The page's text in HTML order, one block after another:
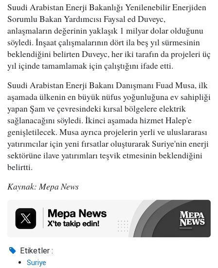
Suudi Arabistan Enerji Bakanlığı Yenilenebilir Enerjiden
Sorumlu Bakan Yardımcısı Faysal ed Duveyc,
anlaşmaların değerinin yaklaşık 1 milyar dolar olduğunu
söyledi. İnşaat çalışmalarının dört ila beş yıl sürmesinin
beklendiğini belirten Duveyc, her iki tarafın da projeleri üç
yıl içinde tamamlamak için çalıştığını ifade etti.
Suudi Arabistan Enerji Bakanı Danışmanı Fuad Musa, ilk
aşamada ülkenin en büyük nüfus yoğunluğuna ev sahipliği
yapan Şam ve çevresindeki kırsal bölgelere elektrik
sağlanacağını söyledi. İkinci aşamada hizmet Halep'e
genişletilecek. Musa ayrıca projelerin yerli ve uluslararası
yatırımcılar için yeni fırsatlar oluşturarak Suriye'nin enerji
sektörüne ilave yatırımları teşvik etmesinin beklendiğini
belirtti.
Kaynak: Mepa News
Etiketler :
Suriye